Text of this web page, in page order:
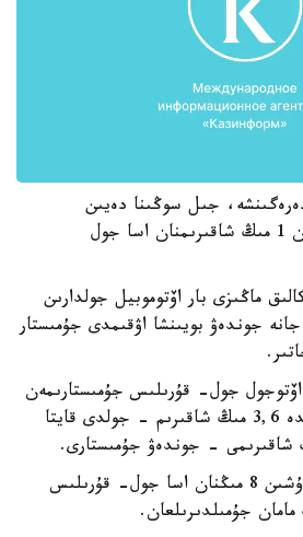
جىل سوڭىنا دەيىن
رەكونسترۋكسيادان وتكەن 1 مىڭ شاقىرىمنان اسا جول
ماڭىزى بار اۆتوموبيل جولدارىن
جوندەۋ بويىنشا اۋقىمدى جۇمىستار
اۆتوجول جول- قۇرىلىس جۇمىستارىمەن
قامتىلعان، سونىڭ ىشىندە 3,6 مىڭ شاقىرىم - جولدى قايتا
بۇل جوبالاردى ورىنداۋ ءۇشىن 8 مىڭنان اسا جول- قۇرىلىس